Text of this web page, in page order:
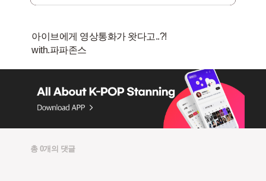
아이브에게 영상통화가 왓다고..?!
총 0개의 댓글